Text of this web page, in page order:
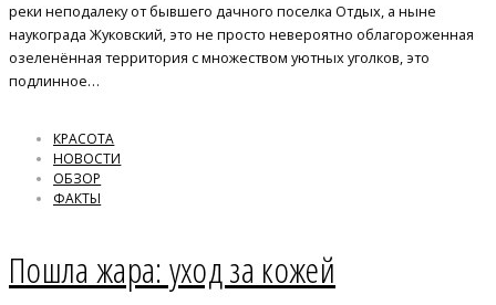
реки неподалеку от бывшего дачного поселка Отдых, а ныне
наукограда Жуковский, это не просто невероятно облагороженная
озеленённая территория с множеством уютных уголков, это
подлинное…
КРАСОТА
НОВОСТИ
ОБЗОР
ФАКТЫ
Пошла жара: уход за кожей